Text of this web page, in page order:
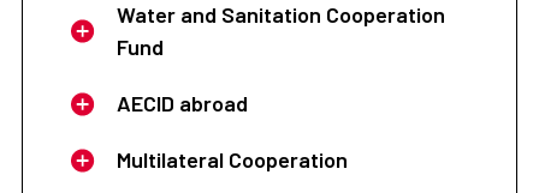
Water and Sanitation Cooperation
Fund
AECID abroad
Multilateral Cooperation